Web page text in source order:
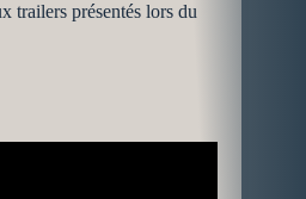
trailers présentés lors du